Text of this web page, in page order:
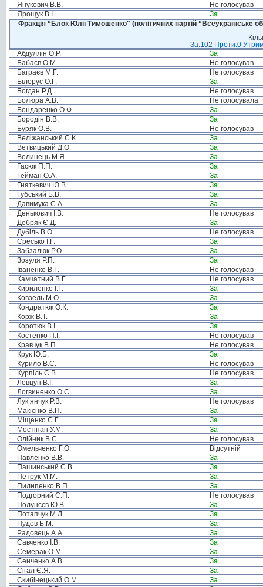
Янукович В.В.
Не голосував
Ярощук В.І.
За
Фракція “Блок Юлії Тимошенко" (політичних партій “Всеукраїнське
За:102 Проти:0
Абдуллін О.Р.
За
Бабаєв О.М.
Не голосував
Баграєв М.Г.
Не голосував
Білорус О.Г.
За
Богдан Р.Д.
Не голосував
Болюра А.В.
Не голосувала
Бондаренко О.Ф.
За
Бородін В.В.
За
Буряк О.В.
Не голосував
Веліжанський С.К.
За
Ветвицький Д.О.
За
Волинець М.Я.
За
Гасюк П.П.
За
Гейман О.А.
За
Гнаткевич Ю.В.
За
Губський Б.В.
За
Давимука С.А.
За
Денькович І.В.
Не голосував
Добряк Є.Д.
За
Дубіль В.О.
Не голосував
Єресько І.Г.
За
Забзалюк Р.О.
За
Зозуля Р.П.
За
Іваненко В.Г.
Не голосував
Камчатний В.Г.
Не голосував
Кириленко І.Г.
За
Ковзель М.О.
За
Кондратюк О.К.
За
Корж В.Т.
За
Коротюк В.І.
За
Костенко П.І.
Не голосував
Кравчук В.П.
Не голосував
Крук Ю.Б.
За
Курило В.С.
Не голосував
Курпіль С.В.
Не голосував
Левцун В.І.
За
Логвиненко О.С.
За
Лук’янчук Р.В.
Не голосував
Макієнко В.П.
За
Міщенко С.Г.
За
Мостіпан У.М.
За
Олійник В.С.
Не голосував
Омельченко Г.О.
Відсутній
Павленко В.В.
За
Пашинський С.В.
За
Петрук М.М.
За
Пилипенко В.П.
За
Подгорний С.П.
Не голосував
Полунєєв Ю.В.
За
Потапчук М.Л.
За
Пудов Б.М.
За
Радовець А.А.
За
Савченко І.В.
За
Семерак О.М.
За
Сенченко А.В.
За
Сігал Є.Я.
За
Скибінецький О.М.
За